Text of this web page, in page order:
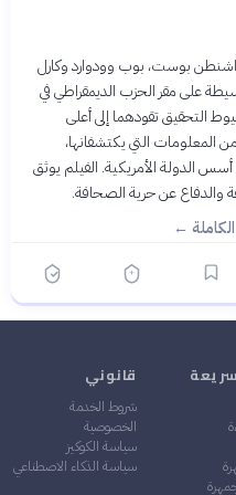
بوست، بوب وودوارد وكارل
على مقر الحزب الديمقراطي في
ليكتشفا أن خيوط التحقيق تقودهما إلى أعلى
المعلومات التي يكتشفانها،
الدولة الأمريكية. الفيلم يوثق
والدفاع عن حرية الصحافة.
←
قانوني
شروط الخدمة
الخصوصية
سياسة الكوكيز
سياسة الذكاء الاصطناعي